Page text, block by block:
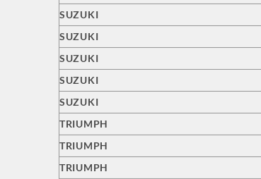
SUZUKI
SUZUKI
SUZUKI
SUZUKI
SUZUKI
TRIUMPH
TRIUMPH
TRIUMPH